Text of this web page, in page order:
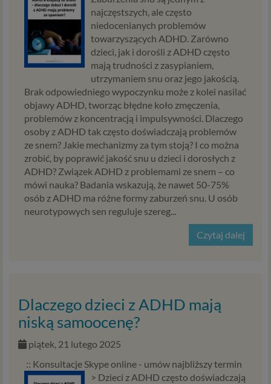
najczęstszych, ale często
niedocenianych problemów
towarzyszących ADHD. Zarówno
dzieci, jak i dorośli z ADHD często
mają trudności z zasypianiem,
utrzymaniem snu oraz jego jakością.
Brak odpowiedniego wypoczynku może z kolei nasilać
objawy ADHD, tworząc błędne koło zmęczenia,
problemów z koncentracją i impulsywności. Dlaczego
osoby z ADHD tak często doświadczają problemów
ze snem? Jakie mechanizmy za tym stoją? I co można
zrobić, by poprawić jakość snu u dzieci i dorosłych z
ADHD? Związek ADHD z problemami ze snem – co
mówi nauka? Badania wskazują, że nawet 50-75%
osób z ADHD ma różne formy zaburzeń snu. U osób
neurotypowych sen reguluje szereg...
Czytaj dalej
Dlaczego dzieci z ADHD mają
niską samoocenę?
piątek, 21 lutego 2025
:: Konsultacje Skype online - umów najbliższy termin
> Dzieci z ADHD często doświadczają